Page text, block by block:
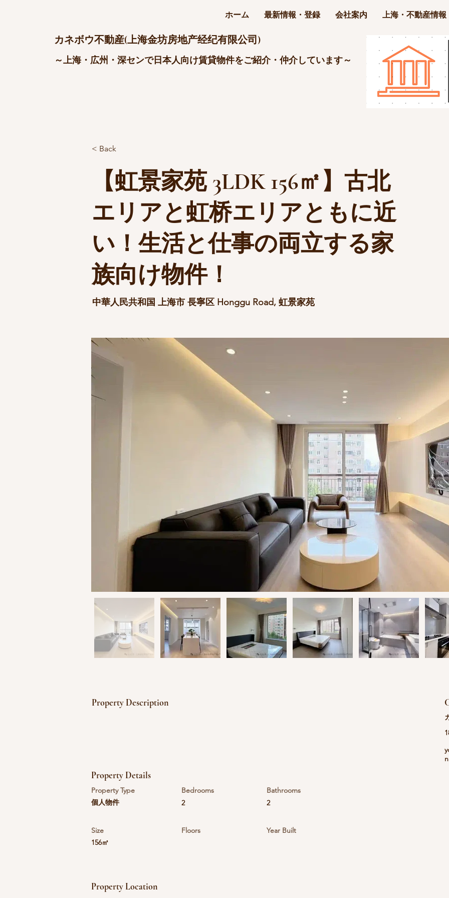
カネボウ不動産(上海金坊房地产经纪有限公司)
～上海・広州・深センで日本人向け賃貸物件をご紹介・仲介しています～
ホーム 最新情報・登録 会社案内 上海・不動産情報
< Back
【虹景家苑 3LDK 156㎡】古北
エリアと虹桥エリアともに近
い！生活と仕事の両立する家
族向け物件！
中華人民共和国 上海市 長寧区 Honggu Road, 虹景家苑
Property Description
n
Property Details
Property Type
個人物件
Bedrooms
2
Bathrooms
2
Size
156㎡
Floors Year Built
Property Location